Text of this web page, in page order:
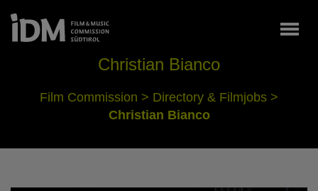
Christian Bianco
Film Commission > Directory & Filmjobs >
Christian Bianco